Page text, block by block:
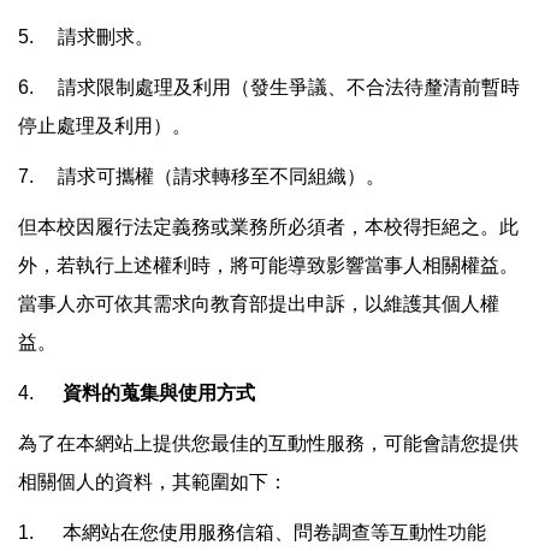
5. 請求刪求。
6. 請求限制處理及利用（發生爭議、不合法待釐清前暫時
停止處理及利用）。
7. 請求可攜權（請求轉移至不同組織）。
但本校因履行法定義務或業務所必須者，本校得拒絕之。此
外，若執行上述權利時，將可能導致影響當事人相關權益。
當事人亦可依其需求向教育部提出申訴，以維護其個人權
益。
4. 資料的蒐集與使用方式
為了在本網站上提供您最佳的互動性服務，可能會請您提供
相關個人的資料，其範圍如下：
1. 本網站在您使用服務信箱、問卷調查等互動性功能